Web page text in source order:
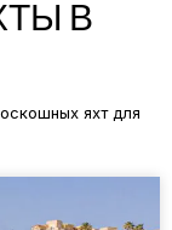
В
яхт для